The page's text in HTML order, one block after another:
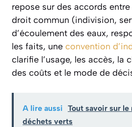
repose sur des accords
droit commun (indivision,
d’écoulement des eaux,
les faits, une convention
clarifie l’usage, les accès, la
des coûts et le mode de
A lire aussi Tout savoir sur le
déchets verts